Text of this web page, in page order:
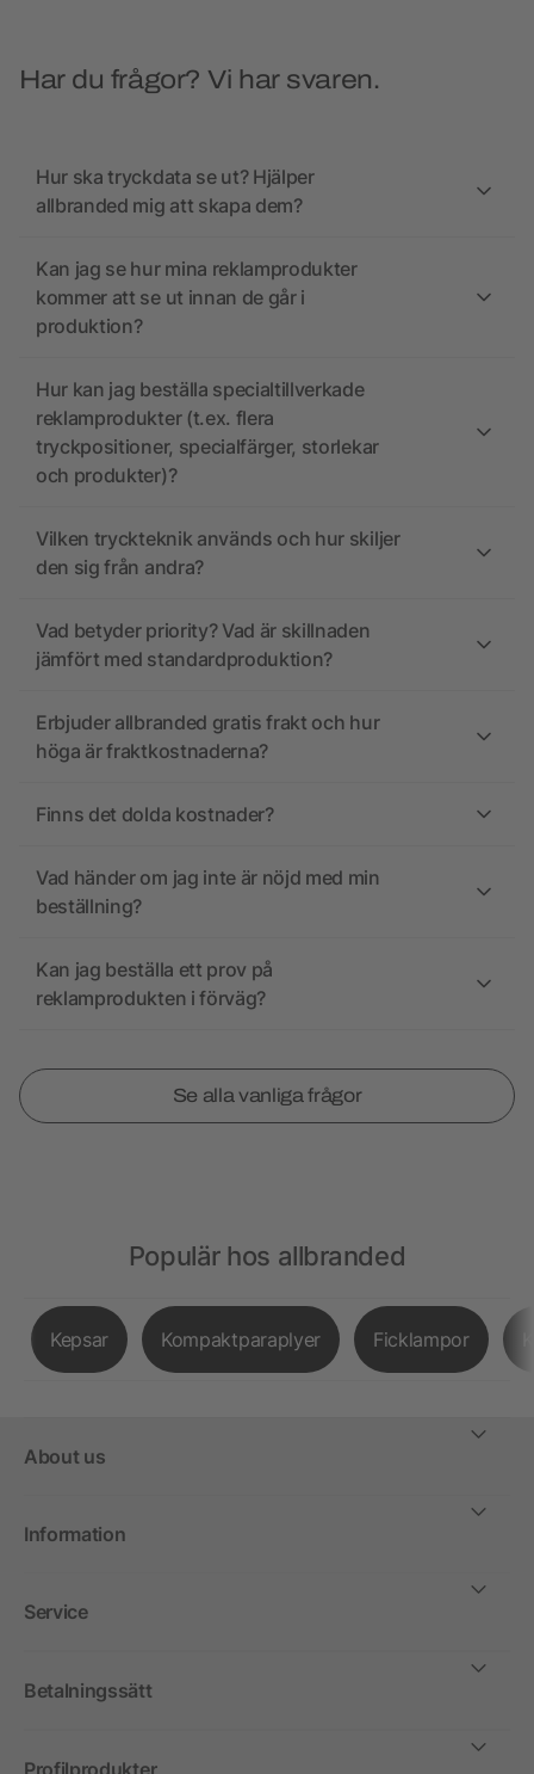
Har du frågor? Vi har svaren.
Hur ska tryckdata se ut? Hjälper
allbranded mig att skapa dem?
Kan jag se hur mina reklamprodukter
kommer att se ut innan de går i
produktion?
Hur kan jag beställa specialtillverkade
reklamprodukter (t.ex. flera
tryckpositioner, specialfärger, storlekar
och produkter)?
Vilken tryckteknik används och hur skiljer
den sig från andra?
Vad betyder priority? Vad är skillnaden
jämfört med standardproduktion?
Erbjuder allbranded gratis frakt och hur
höga är fraktkostnaderna?
Finns det dolda kostnader?
Vad händer om jag inte är nöjd med min
beställning?
Kan jag beställa ett prov på
reklamprodukten i förväg?
Se alla vanliga frågor
Populär hos allbranded
Kepsar Kompaktparaplyer Ficklampor
About us
Information
Service
Betalningssätt